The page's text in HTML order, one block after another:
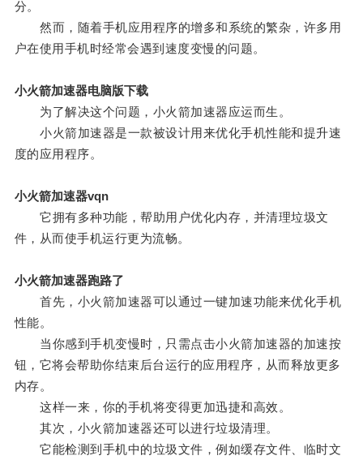
分。
然而，随着手机应用程序的增多和系统的繁杂，许多用
户在使用手机时经常会遇到速度变慢的问题。
小火箭加速器电脑版下载
为了解决这个问题，小火箭加速器应运而生。
小火箭加速器是一款被设计用来优化手机性能和提升速
度的应用程序。
小火箭加速器vqn
它拥有多种功能，帮助用户优化内存，并清理垃圾文
件，从而使手机运行更为流畅。
小火箭加速器跑路了
首先，小火箭加速器可以通过一键加速功能来优化手机
性能。
当你感到手机变慢时，只需点击小火箭加速器的加速按
钮，它将会帮助你结束后台运行的应用程序，从而释放更多
内存。
这样一来，你的手机将变得更加迅捷和高效。
其次，小火箭加速器还可以进行垃圾清理。
它能检测到手机中的垃圾文件，例如缓存文件、临时文